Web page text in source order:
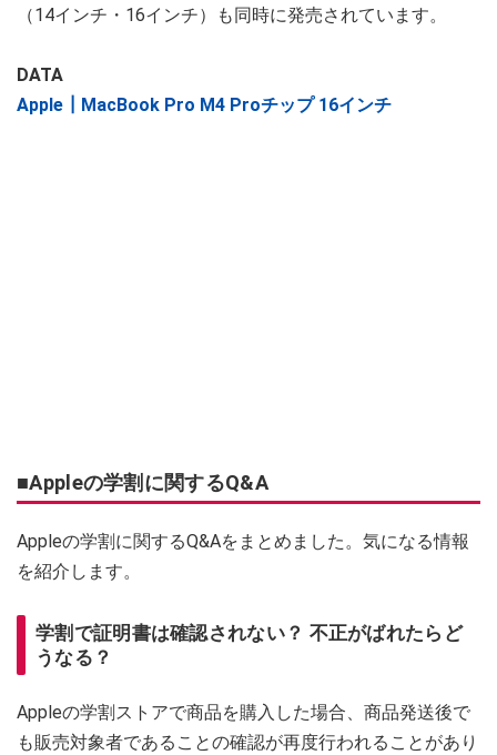
（14インチ・16インチ）も同時に発売されています。
DATA
Apple┃MacBook Pro M4 Proチップ 16インチ
■Appleの学割に関するQ&A
Appleの学割に関するQ&Aをまとめました。気になる情報
を紹介します。
学割で証明書は確認されない？ 不正がばれたらど
うなる？
Appleの学割ストアで商品を購入した場合、商品発送後で
も販売対象者であることの確認が再度行われることがあり